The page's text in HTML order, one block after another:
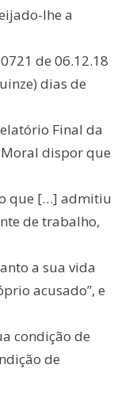
lhe a
de 06.12.18
dias de
Final da
dispor que
que […] admitiu
de trabalho,
a sua vida
acusado”, e
condição de
de